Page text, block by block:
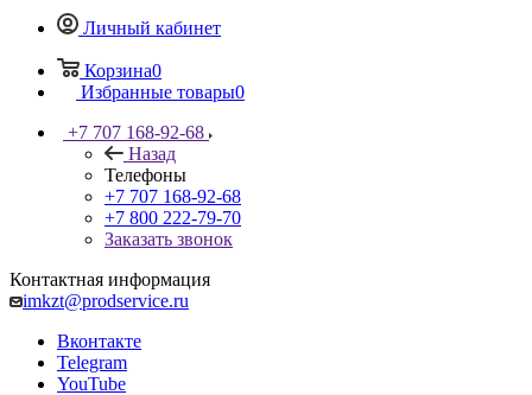
Личный кабинет
Корзина0
Избранные товары0
+7 707 168-92-68
Назад
Телефоны
+7 707 168-92-68
+7 800 222-79-70
Заказать звонок
Контактная информация
imkzt@prodservice.ru
Вконтакте
Telegram
YouTube